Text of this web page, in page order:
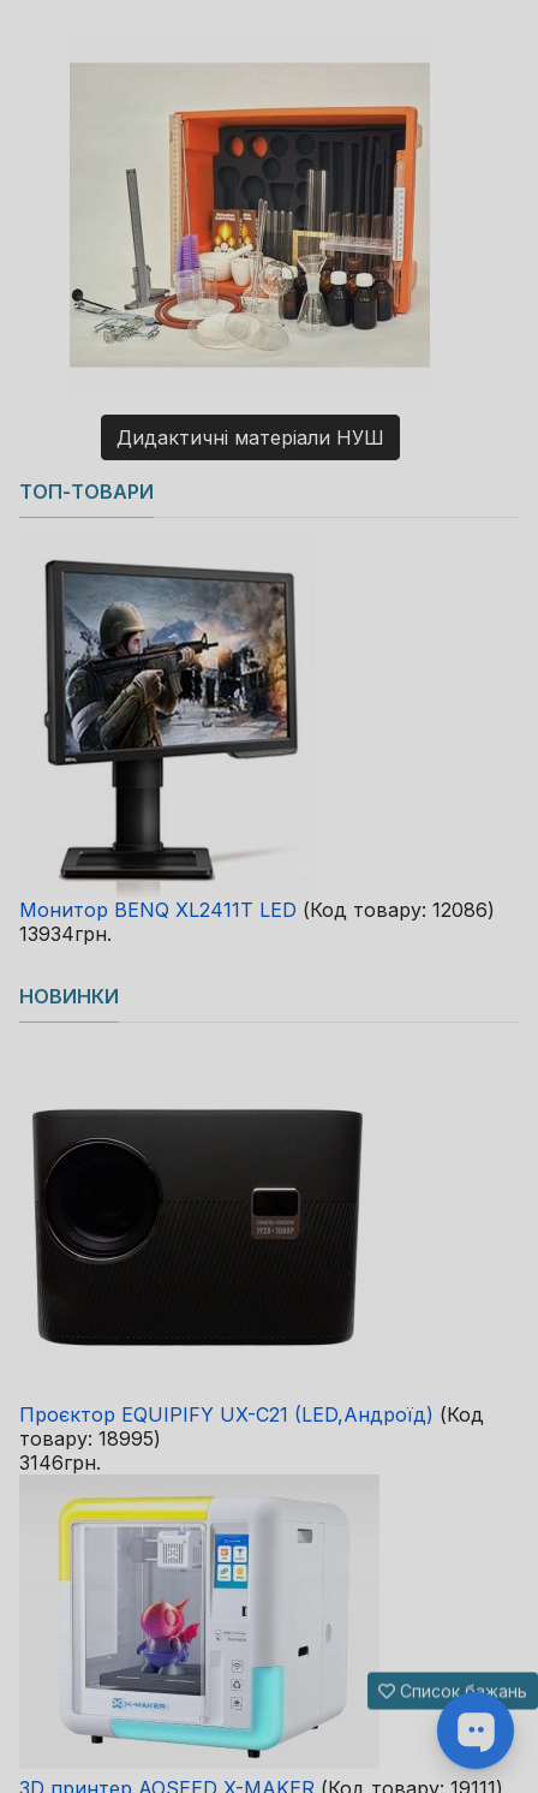
Дидактичні матеріали НУШ
Copyright MAXXmarketing GmbH
JoomShopping Download & Support
ТОП-ТОВАРИ
Монитор BENQ XL2411T LED (Код товару: 12086)
13934грн.
НОВИНКИ
Проєктор EQUIPIFY UX-C21 (LED,Андроїд) (Код
товару: 18995)
3146грн.
3D принтер AOSEED X-MAKER (Код товару: 19111)
Список бажань